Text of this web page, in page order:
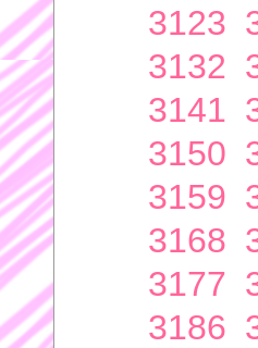
3123
3132
3141
3150
3159
3168
3177
3186